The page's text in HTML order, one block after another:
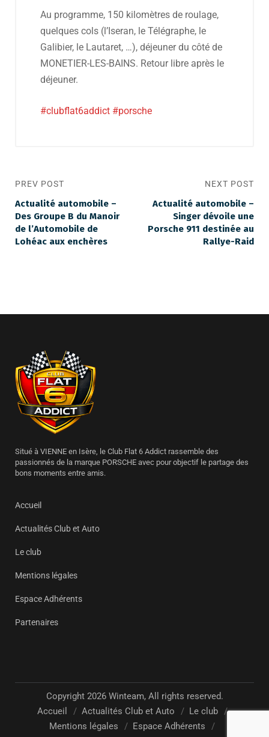
Au programme, 150 kilomètres de roulage,
quelques cols (l’Iseran, le Télégraphe, le
Galibier, le Lautaret, …), déjeuner du côté de
MONETIER-LES-BAINS. Retour libre après le
déjeuner.
#clubflat6addict #porsche
PREV POST
Actualité automobile –
Des Groupe B du Manoir
de l’Automobile de
Lohéac aux enchères
NEXT POST
Actualité automobile –
Singer dévoile une
Porsche 911 destinée au
Rallye-Raid
Situé à VIENNE en Isère, le Club Flat 6 Addict rassemble des
passionnés de la marque PORSCHE avec pour objectif le partage des
bons moments entre amis.
Accueil
Actualités Club et Auto
Le club
Mentions légales
Espace Adhérents
Partenaires
Copyright 2026 Winteam, All rights reserved.
Accueil
Actualités Club et Auto
Le club
Mentions légales
Espace Adhérents